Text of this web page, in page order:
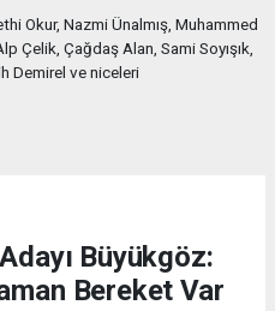
Okur, Nazmi Ünalmış, Muhammed
Çelik, Çağdaş Alan, Sami Soyışık,
Demirel ve niceleri
Büyükgöz:
Bereket Var